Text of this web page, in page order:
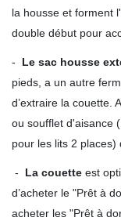
la housse et forment
double début pour
- Le sac housse
pieds, a un autre
d’extraire la couette.
ou soufflet d'aisance
pour les lits 2
- La couette est
d’acheter le "Prêt à
acheter les "Prêt à